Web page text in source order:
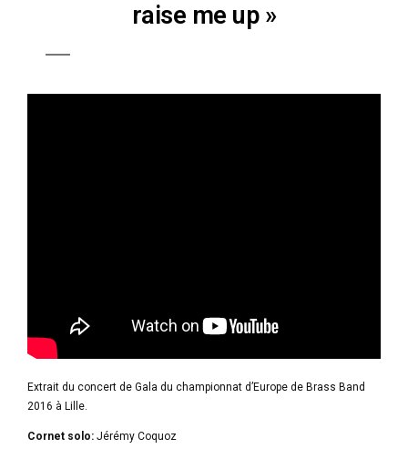
raise me up »
Extrait du concert de Gala du championnat d’Europe de Brass Band
2016 à Lille.
Cornet solo: Jérémy Coquoz